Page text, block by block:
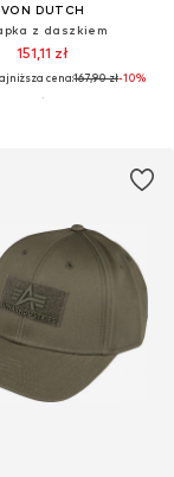
VON DUTCH
z daszkiem
151,11 zł
cena:167,90 zł-10%